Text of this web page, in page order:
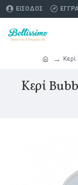
ΕΊΣΟΔΟΣ
Κερί